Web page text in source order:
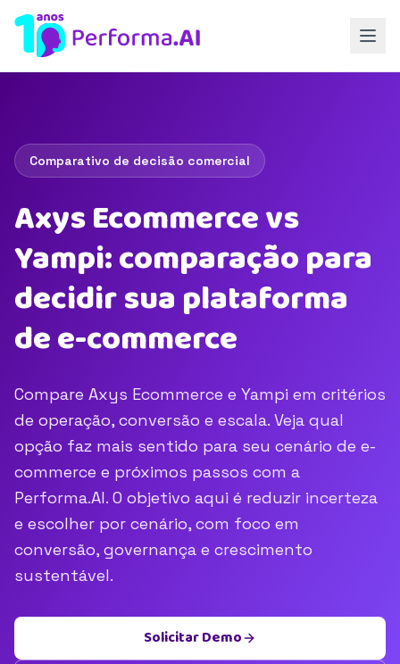
Comparativo de decisão comercial
Axys Ecommerce vs
Yampi: comparação para
decidir sua plataforma
de e-commerce
Compare Axys Ecommerce e Yampi em critérios
de operação, conversão e escala. Veja qual
opção faz mais sentido para seu cenário de e-
commerce e próximos passos com a
Performa.AI. O objetivo aqui é reduzir incerteza
e escolher por cenário, com foco em
conversão, governança e crescimento
sustentável.
Solicitar Demo